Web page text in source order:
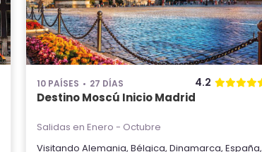
10 PAÍSES 27 DÍAS 4.2
Destino Moscú Inicio Madrid
Salidas en Enero - Octubre
VisitandoAlemania,Bélgica,Dinamarca,España,